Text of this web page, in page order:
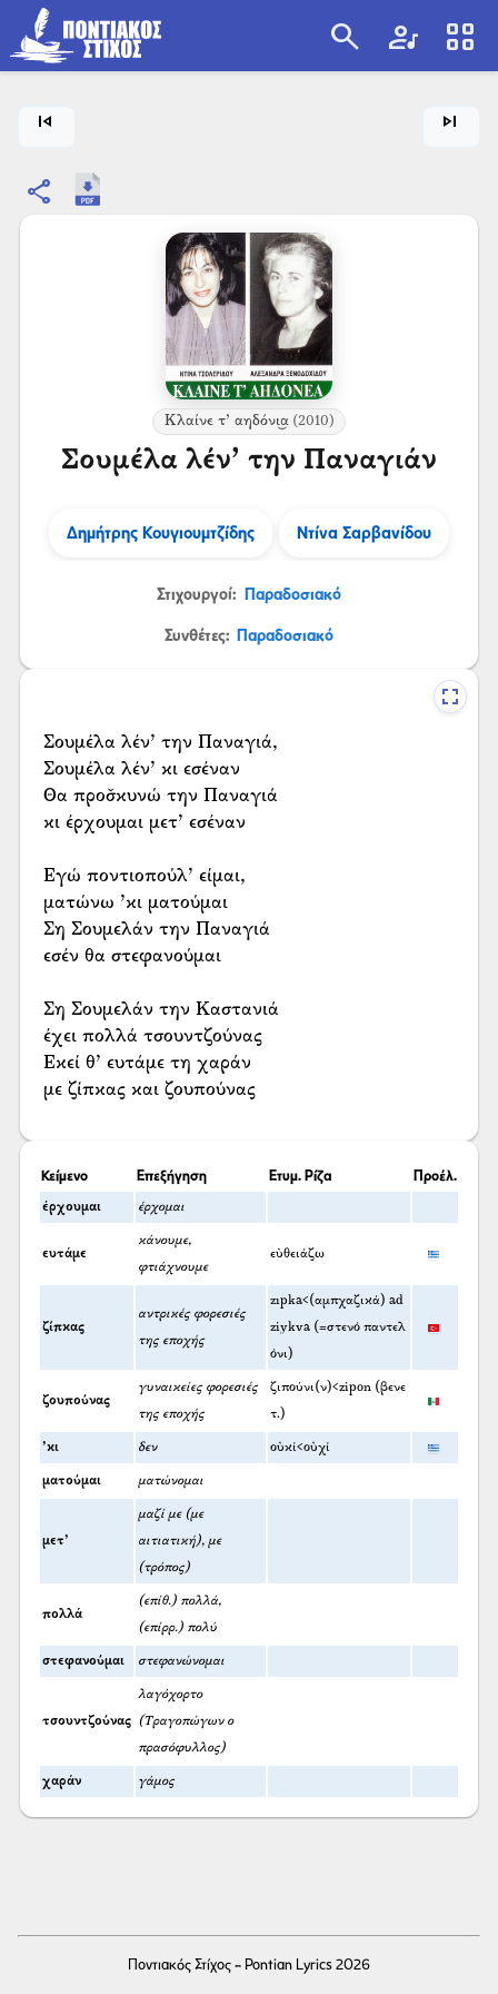
search artist view_cozy
skip_previous skip_next
share
Κλαίνε τ’ αηδόνι͜α(2010)
Σουμέλα λέν’ την Παναγιάν
Δημήτρης Κουγιουμτζίδης Ντίνα Σαρβανίδου
Στιχουργοί: Παραδοσιακό
Συνθέτες: Παραδοσιακό
Σουμέλα λέν’ την Παναγιά,
Σουμέλα λέν’ κι εσέναν
Θα προσ̌κυνώ την Παναγιά
κι έρχουμαι μετ’ εσέναν
Εγώ ποντιοπούλ’ είμαι,
ματώνω ’κι ματούμαι
Ση Σουμελάν την Παναγιά
εσέν θα στεφανούμαι
Ση Σουμελάν την Καστανιά
έχει πολλά τσουντζούνας
Εκεί θ’ ευτάμε τη χαράν
με ζίπκας και ζουπούνας
Κείμενο Επεξήγηση Ετυμ. Ρίζα Προέλ.
έρχουμαι έρχομαι
ευτάμε
κάνουμε,
φτιάχνουμε
εὐθειάζω
ζίπκας
αντρικές φορεσιές
της εποχής
zıpka<(αμπχαζικά) ad
ziykva (=στενό παντελ
όνι)
ζουπούνας
γυναικείες φορεσιές
της εποχής
ζιπούνι(ν)<zipon (βενε
τ.)
’κι δεν οὐκί<οὐχί
ματούμαι ματώνομαι
μετ’
μαζί με (με
αιτιατική), με
(τρόπος)
πολλά
(επίθ.) πολλά,
(επίρρ.) πολύ
στεφανούμαι στεφανώνομαι
τσουντζούνας
λαγόχορτο
(Τραγοπώγων ο
πρασόφυλλος)
χαράν γάμος
Ποντιακός Στίχος - Pontian Lyrics 2026